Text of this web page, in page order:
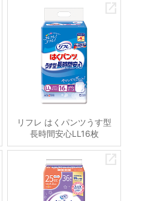
リフレ はくパンツうす型
長時間安心LL16枚